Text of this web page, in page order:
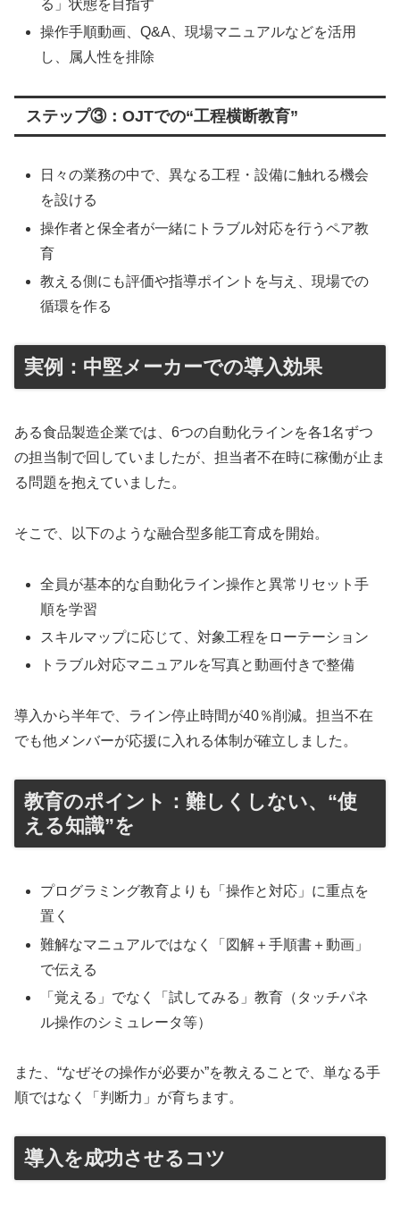
る」状態を目指す
操作手順動画、Q&A、現場マニュアルなどを活用
し、属人性を排除
ステップ③：OJTでの“工程横断教育”
日々の業務の中で、異なる工程・設備に触れる機会
を設ける
操作者と保全者が一緒にトラブル対応を行うペア教
育
教える側にも評価や指導ポイントを与え、現場での
循環を作る
実例：中堅メーカーでの導入効果
ある食品製造企業では、6つの自動化ラインを各1名ずつ
の担当制で回していましたが、担当者不在時に稼働が止ま
る問題を抱えていました。
そこで、以下のような融合型多能工育成を開始。
全員が基本的な自動化ライン操作と異常リセット手
順を学習
スキルマップに応じて、対象工程をローテーション
トラブル対応マニュアルを写真と動画付きで整備
導入から半年で、ライン停止時間が40％削減。担当不在
でも他メンバーが応援に入れる体制が確立しました。
教育のポイント：難しくしない、“使
える知識”を
プログラミング教育よりも「操作と対応」に重点を
置く
難解なマニュアルではなく「図解＋手順書＋動画」
で伝える
「覚える」でなく「試してみる」教育（タッチパネ
ル操作のシミュレータ等）
また、“なぜその操作が必要か”を教えることで、単なる手
順ではなく「判断力」が育ちます。
導入を成功させるコツ